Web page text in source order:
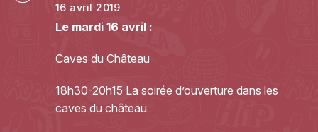
16 avril 2019
Le mardi 16 avril :
Caves du Château
18h30-20h15 La soirée d’ouverture dans les
caves du château